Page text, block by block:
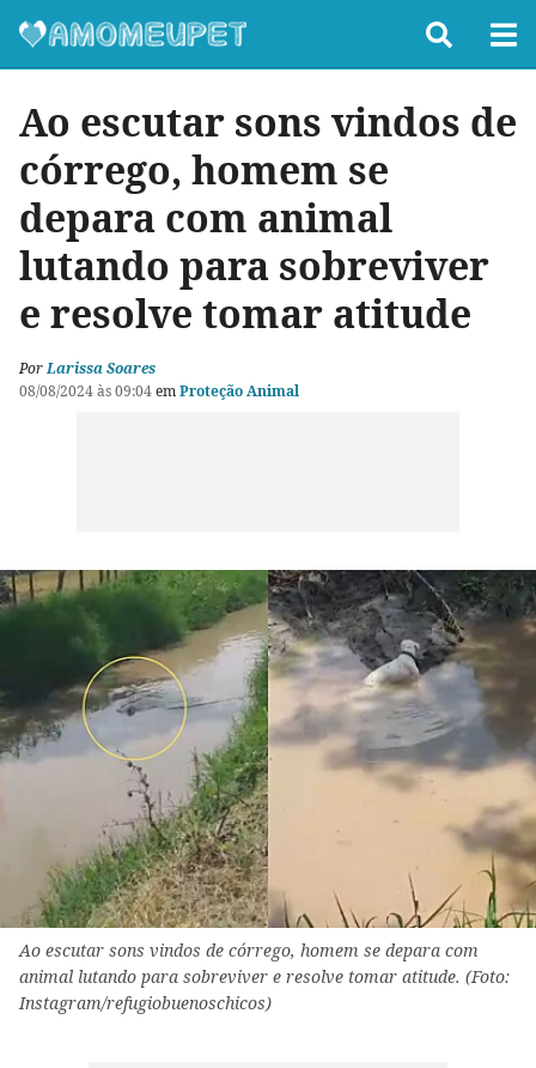
Ao escutar sons vindos de
córrego, homem se
depara com animal
lutando para sobreviver
e resolve tomar atitude
PorLarissa Soares
08/08/2024 às 09:04emProteção Animal
Ao escutar sons vindos de córrego, homem se depara com
animal lutando para sobreviver e resolve tomar atitude. (Foto:
Instagram/refugiobuenoschicos)